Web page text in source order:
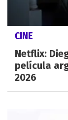
CINE
Netflix:
película
2026